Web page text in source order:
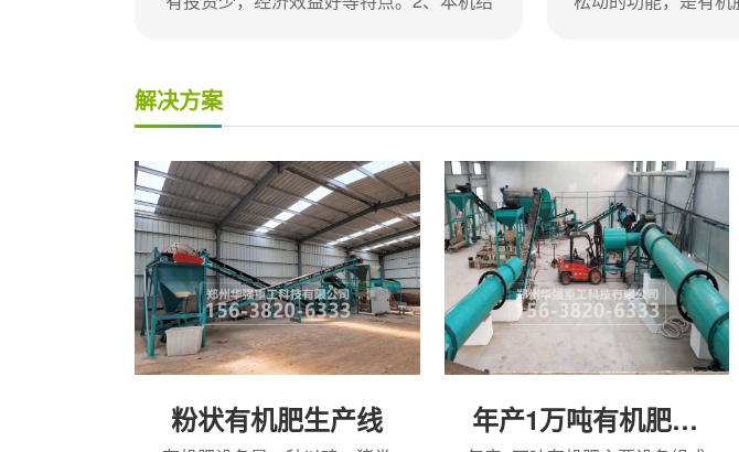
辊体采用了具有防腐、耐磨、抗冲击特点的
一种新型金属精制而成。其中DZG-Ⅱ型机不
但具有以上特点，我公司对机架部分也进行
了升级改造，轴承架体选用质量优良的防腐
铸造为整体部件，使其具有稳定性好的特
点，可大大提高滚动轴承、及大轴的使用寿
命。传动部...
达0.8米以上，堆肥
中没有空行程(无回
车)；5、主机功率
简单，可随时监测
可选择无级变速
化
解决方案
粉状有机肥生产线 年产1万吨有机肥生产线